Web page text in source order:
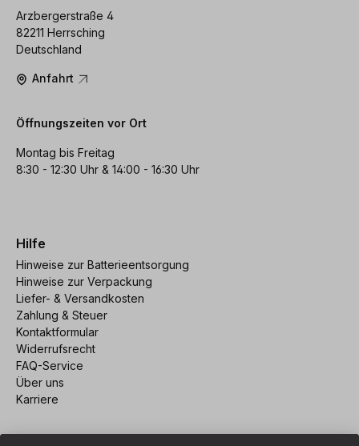
Arzbergerstraße 4
82211 Herrsching
Deutschland
Anfahrt
Öffnungszeiten vor Ort
Montag bis Freitag
8:30 - 12:30 Uhr & 14:00 - 16:30 Uhr
Hilfe
Hinweise zur Batterieentsorgung
Hinweise zur Verpackung
Liefer- & Versandkosten
Zahlung & Steuer
Kontaktformular
Widerrufsrecht
FAQ-Service
Über uns
Karriere